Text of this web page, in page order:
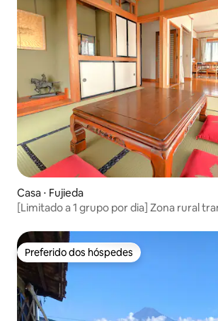
Casa ⋅ Fujieda
[Limitado a 1 grupo por dia] Zona rural
espaçosa para famílias
Preferido dos hóspedes
Preferido dos hóspedes